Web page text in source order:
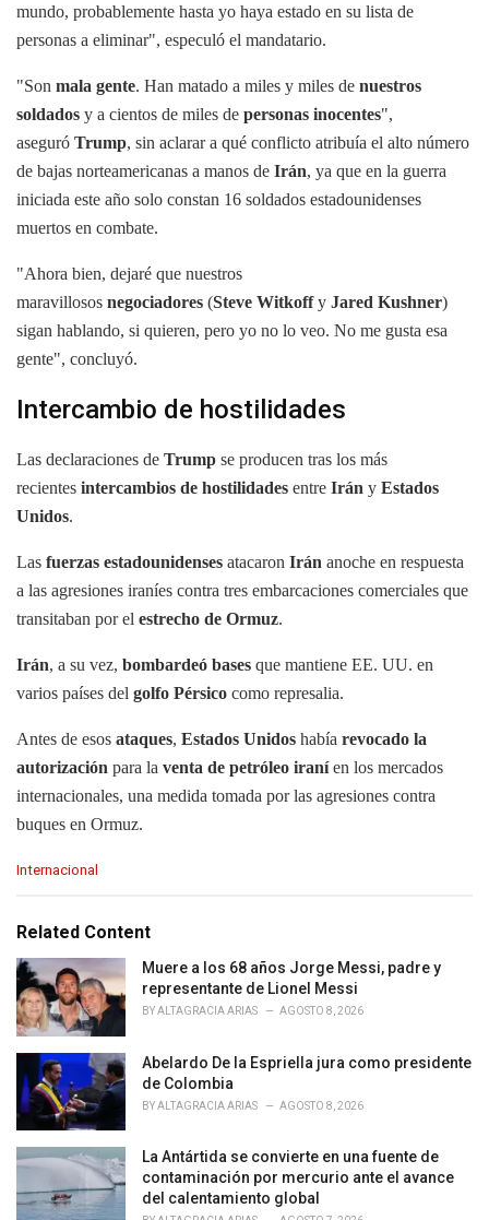
mundo, probablemente hasta yo haya estado en su lista de
personas a eliminar", especuló el mandatario.
"Son mala gente. Han matado a miles y miles de nuestros
soldados y a cientos de miles de personas inocentes",
aseguró Trump, sin aclarar a qué conflicto atribuía el alto número
de bajas norteamericanas a manos de Irán, ya que en la guerra
iniciada este año solo constan 16 soldados estadounidenses
muertos en combate.
"Ahora bien, dejaré que nuestros
maravillosos negociadores (Steve Witkoffy Jared Kushner)
sigan hablando, si quieren, pero yo no lo veo. No me gusta esa
gente", concluyó.
Intercambio de hostilidades
Las declaraciones de Trump se producen tras los más
recientes intercambios de hostilidades entre Irán y Estados
Unidos.
Las fuerzas estadounidenses atacaron Irán anoche en respuesta
a las agresiones iraníes contra tres embarcaciones comerciales que
transitaban por el estrecho de Ormuz.
Irán, a su vez, bombardeó bases que mantiene EE. UU. en
varios países del golfo Pérsico como represalia.
Antes de esos ataques, Estados Unidos había revocado la
autorización para la venta de petróleo iraníen los mercados
internacionales, una medida tomada por las agresiones contra
buques en Ormuz.
C
e
o
r
i
e
Internacional
Related Content
Muere a los 68 años Jorge Messi, padre y
representante de Lionel Messi
BYALTAGRACIA ARIAS AGOSTO 8, 2026
Abelardo De la Espriella jura como presidente
de Colombia
BYALTAGRACIA ARIAS AGOSTO 8, 2026
La Antártida se convierte en una fuente de
contaminación por mercurio ante el avance
del calentamiento global